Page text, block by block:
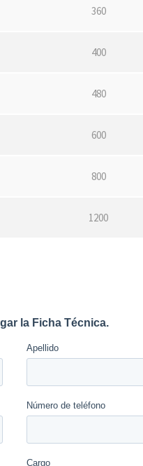
360
400
480
600
800
1200